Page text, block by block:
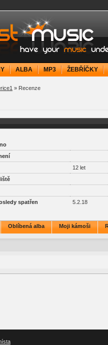
your music under
ALBA MP3 ŽEBŘÍČKY
» Recenze
12 let
spatřen 5.2.18
Oblíbená alba Moji kámoši